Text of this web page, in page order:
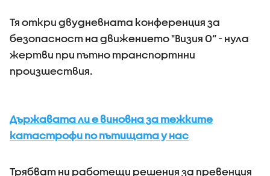
Тя откри двудневната конференция за
безопасност на движението "Визия 0“ - нула
жертви при пътно транспортнни
произшествия.
Държавата ли е виновна за тежките
катастрофи по пътищата у нас
Трябват ни работещи решения за превенция